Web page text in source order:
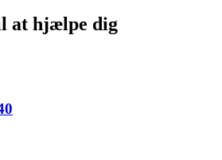
at hjælpe dig